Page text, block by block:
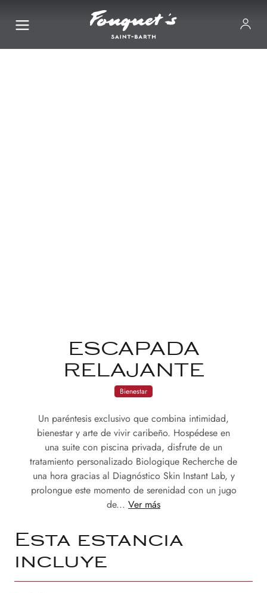
ESCAPADA
RELAJANTE
Bienestar
Un paréntesis exclusivo que combina intimidad,
bienestar y arte de vivir caribeño. Hospédese en
una suite con piscina privada, disfrute de un
tratamiento personalizado Biologique Recherche de
una hora gracias al Diagnóstico Skin Instant Lab, y
prolongue este momento de serenidad con un jugo
de... Ver más
Esta estancia
incluye